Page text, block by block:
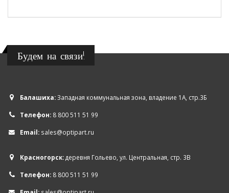
Будем на связи!
Балашиха:Западная коммунальная зона, владение 1А, стр.3Б
Телефон: 8 800 511 51 99
Email: sales@optipart.ru
Красногорск:деревня Гольево, ул. Центральная, стр. 3В
Телефон: 8 800 511 51 99